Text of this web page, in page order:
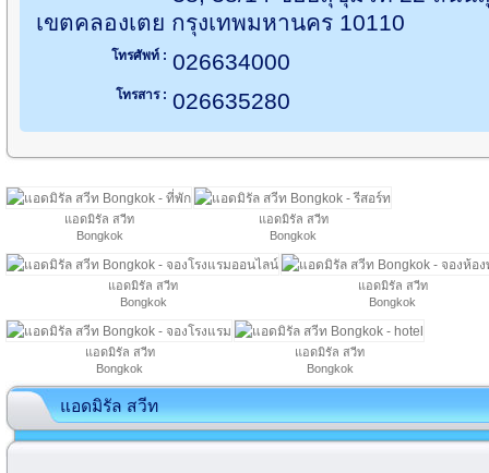
เขตคลองเตย กรุงเทพมหานคร 10110
โทรศัพท์ : 026634000
โทรสาร : 026635280
แอดมิรัล สวีท
Bongkok
แอดมิรัล สวีท
Bongkok
แอดมิรัล สวีท
Bongkok
แอดมิรัล สวีท
Bongkok
แอดมิรัล สวีท
Bongkok
แอดมิรัล สวีท
Bongkok
แอดมิรัล สวีท